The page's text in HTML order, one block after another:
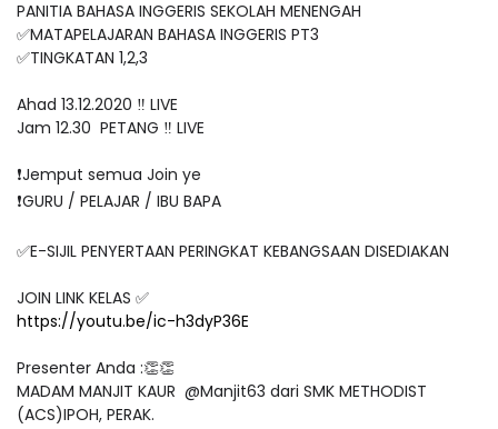
PANITIA BAHASA INGGERIS SEKOLAH MENENGAH
✅MATAPELAJARAN BAHASA INGGERIS PT3
✅TINGKATAN 1,2,3
Ahad 13.12.2020 ‼️ LIVE
Jam 12.30 PETANG ‼️ LIVE
❗️Jemput semua Join ye
❗️GURU / PELAJAR / IBU BAPA
✅E-SIJIL PENYERTAAN PERINGKAT KEBANGSAAN DISEDIAKAN
JOIN LINK KELAS ✅
https://youtu.be/ic-h3dyP36E
Presenter Anda :👏👏
MADAM MANJIT KAUR @Manjit63 dari SMK METHODIST
(ACS)IPOH, PERAK.